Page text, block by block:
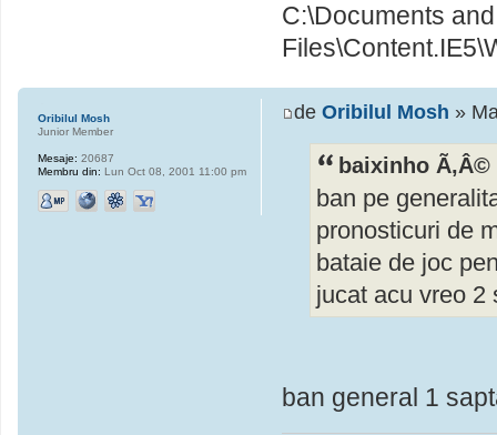
C:\Documents
de Oribilul Mosh »
baixinho
ban pe
pronosticuri de
bataie de joc
jucat acu vreo 2
ban general 1
Oribilul Mosh
Junior Member
Mesaje: 20687
Membru din: Lun Oct 08, 2001 11:00 pm